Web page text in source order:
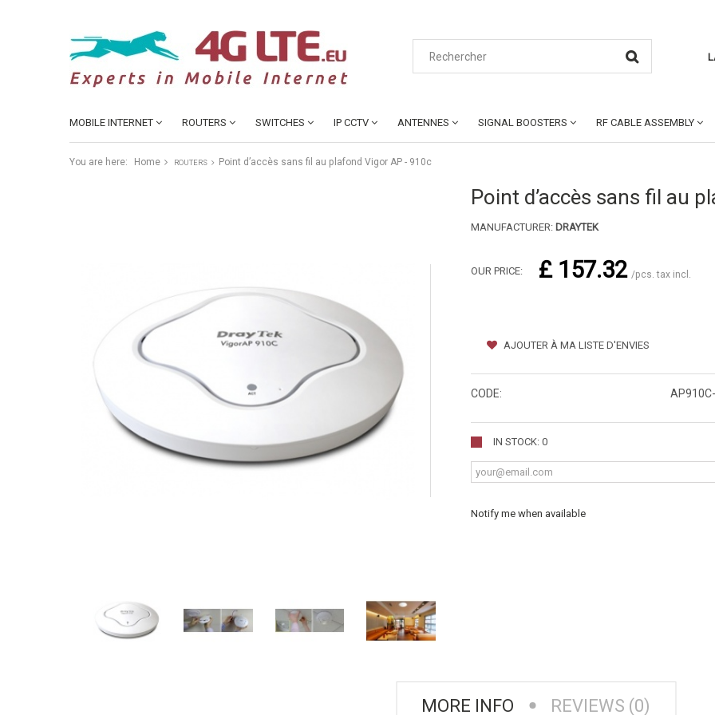
MOBILE INTERNET ROUTERS SWITCHES IP CCTV ANTENNES SIGNAL BOOSTERS RF CABLE ASSEMBLY
You are here: Home ROUTERS Point d’accès sans fil au plafond Vigor AP - 910c
Point d’accès sans fil au
MANUFACTURER: DRAYTEK
OUR PRICE: £ 157.32 /pcs. tax incl.
AJOUTER À MA LISTE D'ENVIES
CODE:
IN STOCK: 0
Notify me when available
MORE INFO REVIEWS (0)